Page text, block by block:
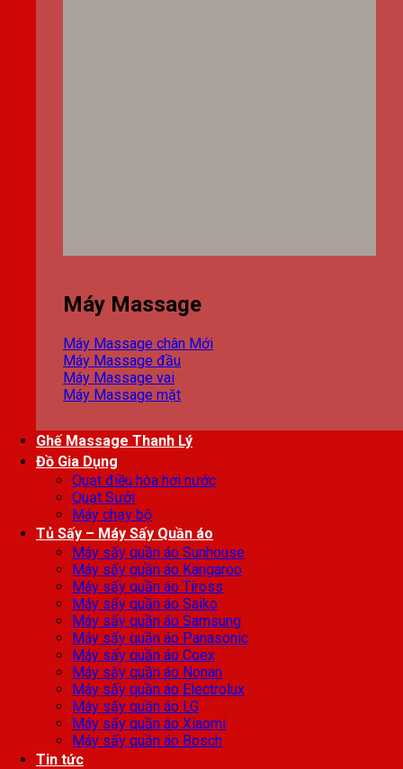
Máy Massage
Máy Massage chân
Máy Massage đầu
Máy Massage vai
Máy Massage mặt
Ghế Massage Thanh Lý
Đồ Gia Dụng
Quạt điều hòa hơi nước
Quạt Sưởi
Máy chạy bộ
Tủ Sấy – Máy Sấy Quần áo
Máy sấy quần áo Sunhouse
Máy sấy quần áo Kangaroo
Máy sấy quần áo Tiross
Máy sấy quần áo Saiko
Máy sấy quần áo Samsung
Máy sấy quần áo Panasonic
Máy sấy quần áo Coex
Máy sấy quần áo Nonan
Máy sấy quần áo Electrolux
Máy sấy quần áo LG
Máy sấy quần áo Xiaomi
Máy sấy quần áo Bosch
Tin tức